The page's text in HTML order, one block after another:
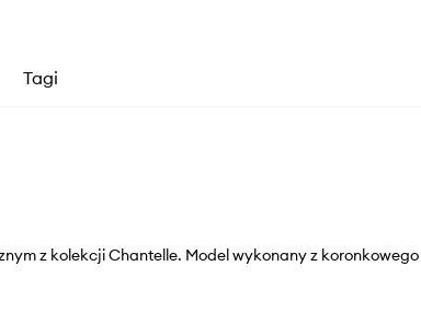
Tagi
z kolekcji Chantelle. Model wykonany z koronkowego